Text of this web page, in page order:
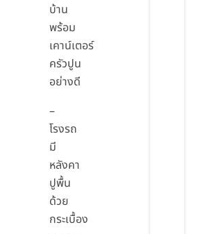
บ้าน
พร้อม
เคาน์เตอร์
ครัวปูน
อย่างดี
–
โรงรถ
มี
หลังคา
ปูพื้น
ด้วย
กระเบื้อง